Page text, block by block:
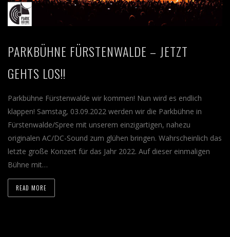
PARKBÜHNE FÜRSTENWALDE – JETZT
GEHTS LOS!!
Parkbühne Fürstenwalde wir kommen! Nun wird es endlich
klappen! Samstag, 03.09.2022 werden wir die Parkbühne in
Fürstenwalde/Spree mit unserem einzigartigen, nahezu
originalen AC/DC-Sound zum glühen bringen. Wahrscheinlich das
letzte große Konzert für das Jahr 2022. Auf dieser einmaligen
Bühne mit…
READ MORE